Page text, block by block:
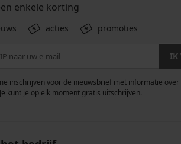
enkele korting
acties promoties
IK
inschrijven voor de nieuwsbrief met informatie
kunt je op elk moment gratis uitschrijven.